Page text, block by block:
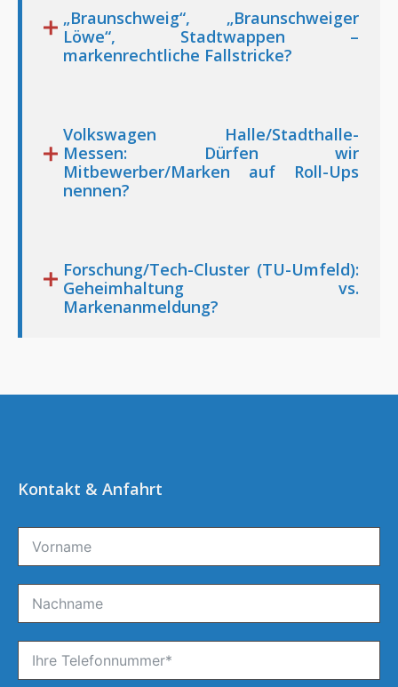
„Braunschweig“, „Braunschweiger
Löwe“, Stadtwappen –
markenrechtliche Fallstricke?
Volkswagen Halle/Stadthalle-
Messen: Dürfen wir
Mitbewerber/Marken auf Roll-Ups
nennen?
Forschung/Tech-Cluster (TU-Umfeld):
Geheimhaltung vs.
Markenanmeldung?
Kontakt & Anfahrt